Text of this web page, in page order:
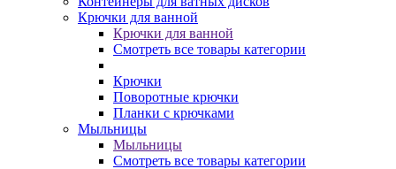
Крючки для ванной
Крючки для ванной
Смотреть все товары категории
Крючки
Поворотные крючки
Планки с крючками
Мыльницы
Мыльницы
Смотреть все товары категории